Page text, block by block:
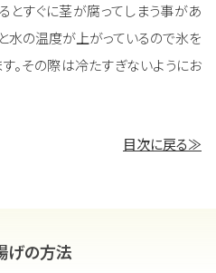
とすぐに茎が腐ってしまう事があ
水の温度が上がっているので氷を
。その際は冷たすぎないようにお
目次に戻る≫
げの方法